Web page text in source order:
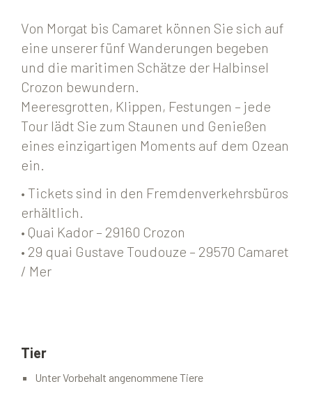
Von Morgat bis Camaret können Sie sich auf
eine unserer fünf Wanderungen begeben
und die maritimen Schätze der Halbinsel
Crozon bewundern.
Meeresgrotten, Klippen, Festungen – jede
Tour lädt Sie zum Staunen und Genießen
eines einzigartigen Moments auf dem Ozean
ein.
• Tickets sind in den Fremdenverkehrsbüros
erhältlich.
• Quai Kador – 29160 Crozon
• 29 quai Gustave Toudouze – 29570 Camaret
/ Mer
Tier
Unter Vorbehalt angenommene Tiere